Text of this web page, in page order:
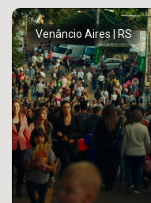
em formato Sunset
Venâncio Aires | RS